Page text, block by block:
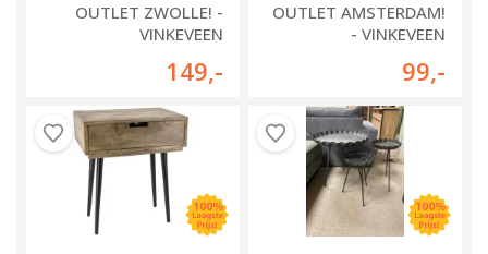
OUTLET ZWOLLE! -
VINKEVEEN
149,-
OUTLET AMSTERDAM!
- VINKEVEEN
99,-